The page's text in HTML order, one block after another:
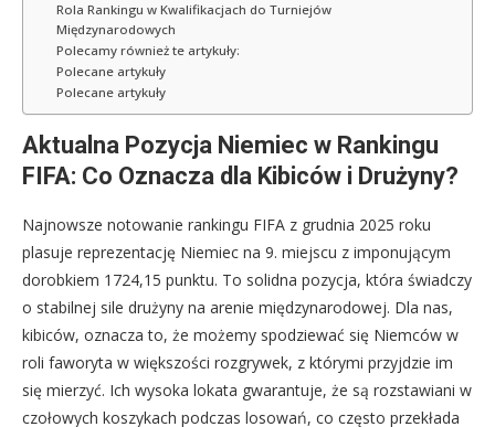
Rola Rankingu w Kwalifikacjach do Turniejów
Międzynarodowych
Polecamy również te artykuły:
Polecane artykuły
Polecane artykuły
Aktualna Pozycja Niemiec w Rankingu
FIFA: Co Oznacza dla Kibiców i Drużyny?
Najnowsze notowanie rankingu FIFA z grudnia 2025 roku
plasuje reprezentację Niemiec na 9. miejscu z imponującym
dorobkiem 1724,15 punktu. To solidna pozycja, która świadczy
o stabilnej sile drużyny na arenie międzynarodowej. Dla nas,
kibiców, oznacza to, że możemy spodziewać się Niemców w
roli faworyta w większości rozgrywek, z którymi przyjdzie im
się mierzyć. Ich wysoka lokata gwarantuje, że są rozstawiani w
czołowych koszykach podczas losowań, co często przekłada